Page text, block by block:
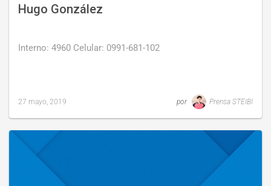
Hugo González
Interno: 4960 Celular: 0991-681-102
mayo,
2019
27 mayo, 2019 por Prensa STEIBI